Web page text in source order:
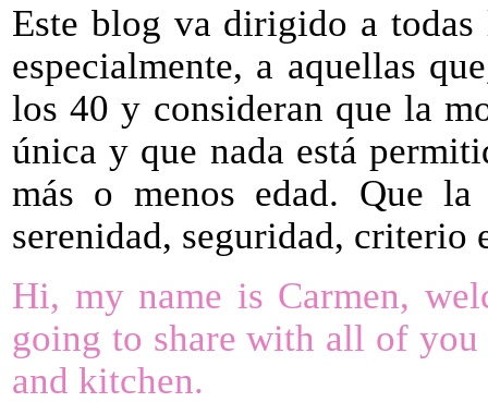
Este blog va dirigido a todas
especialmente, a aquellas
los 40 y consideran que la
única y que nada está
más o menos edad. Que
serenidad, seguridad, criterio
Hi, my name is Carmen,
going to share with all of
and kitchen.